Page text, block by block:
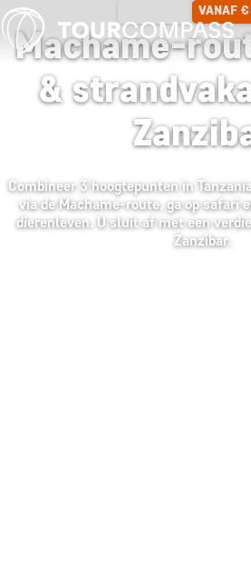
VANAF
Machame-
&
Combineer 3 hoogtepunten in
via de Machame-route, ga op safari
dierenleven. U sluit af met een
Zanzibar.